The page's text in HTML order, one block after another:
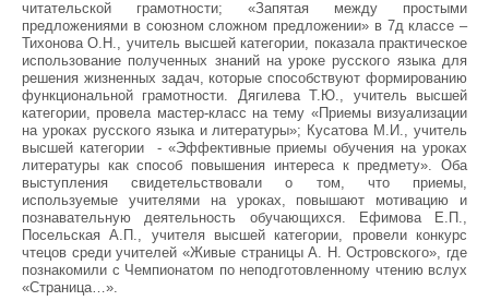
читательской грамотности; «Запятая между простыми
предложениями в союзном сложном предложении» в 7д классе –
Тихонова О.Н., учитель высшей категории, показала практическое
использование полученных знаний на уроке русского языка для
решения жизненных задач, которые способствуют формированию
функциональной грамотности. Дягилева Т.Ю., учитель высшей
категории, провела мастер-класс на тему «Приемы визуализации
на уроках русского языка и литературы»; Кусатова М.И., учитель
высшей категории - «Эффективные приемы обучения на уроках
литературы как способ повышения интереса к предмету». Оба
выступления свидетельствовали о том, что приемы,
используемые учителями на уроках, повышают мотивацию и
познавательную деятельность обучающихся. Ефимова Е.П.,
Посельская А.П., учителя высшей категории, провели конкурс
чтецов среди учителей «Живые страницы А. Н. Островского», где
познакомили с Чемпионатом по неподготовленному чтению вслух
«Страница…».